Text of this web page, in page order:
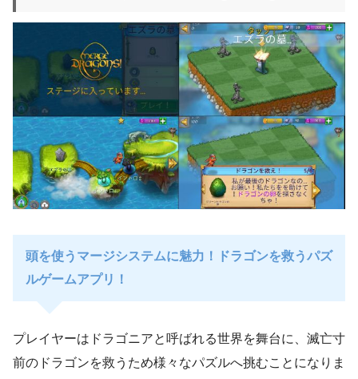
頭を使うマージシステムに魅力！ドラゴンを救うパズ
ルゲームアプリ！
プレイヤーはドラゴニアと呼ばれる世界を舞台に、滅亡寸
前のドラゴンを救うため様々なパズルへ挑むことになりま